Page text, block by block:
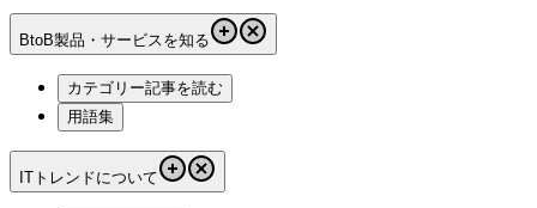
BtoB製品・サービスを知る
カテゴリー記事を読む
用語集
ITトレンドについて